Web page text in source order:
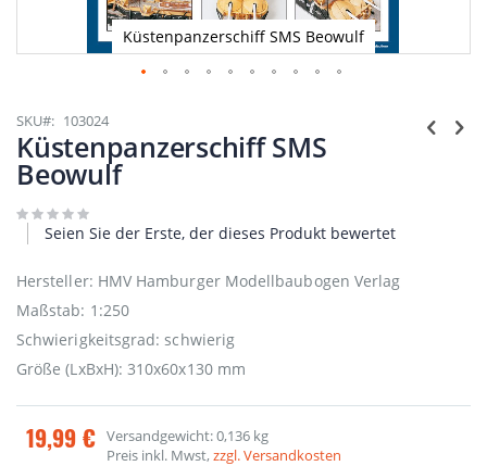
Küstenpanzerschiff SMS Beowulf
Anfang
der
Bildgalerie
springen
SKU 103024
Küstenpanzerschiff SMS
Beowulf
Seien Sie der Erste, der dieses Produkt bewertet
Hersteller: HMV Hamburger Modellbaubogen Verlag
Maßstab: 1:250
Schwierigkeitsgrad: schwierig
Größe (LxBxH): 310x60x130 mm
19,99 € Versandgewicht: 0,136 kg
Preis inkl. Mwst,zzgl. Versandkosten